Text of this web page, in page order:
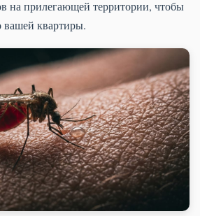
на прилегающей территории, чтобы
вашей квартиры.